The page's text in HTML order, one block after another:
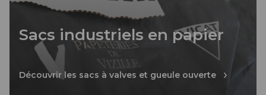
Sacs industriels en papier
Découvrir les sacs à valves et gueule ouverte